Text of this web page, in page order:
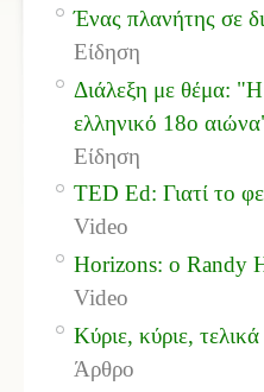
Ένας πλανήτης σε
Είδηση
Διάλεξη με θέμα: "Η
ελληνικό 18ο
Είδηση
TED Ed: Γιατί το
Video
Horizons: ο Randy
Video
Κύριε, κύριε,
Άρθρο